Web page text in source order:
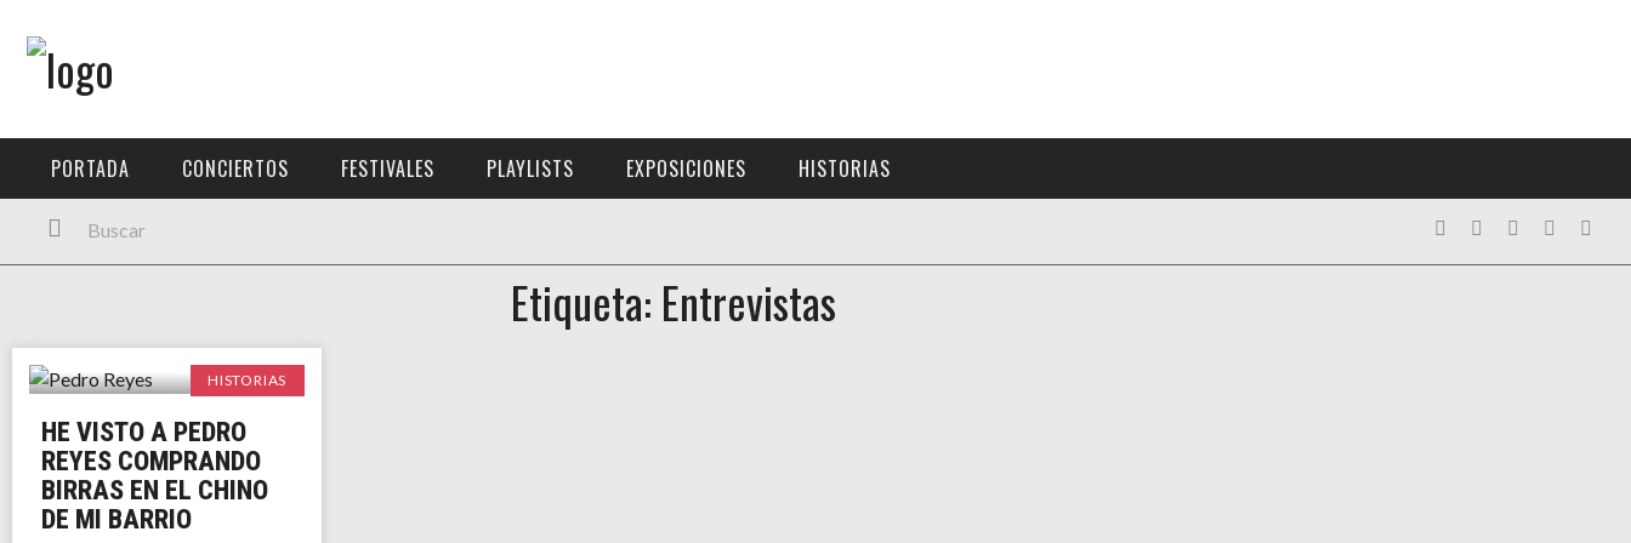
PORTADA
FESTIVALES
EXPOSICIONES
PORTADA CONCIERTOS FESTIVALES PLAYLISTS EXPOSICIONES HISTORIAS
Etiqueta: Entrevistas
HISTORIAS
HE VISTO A PEDRO
REYES COMPRANDO
BIRRAS EN EL CHINO
DE MI BARRIO